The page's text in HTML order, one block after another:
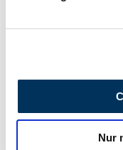
Erfahren Sie mehr
analysieren.
Verwendung
Nur